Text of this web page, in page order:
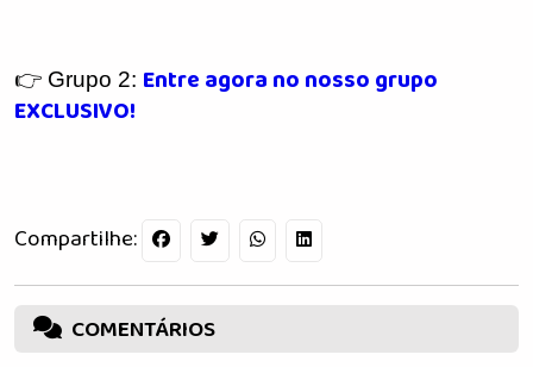
👉 Grupo 2: Entre agora no nosso grupo
EXCLUSIVO!
Compartilhe:
COMENTÁRIOS